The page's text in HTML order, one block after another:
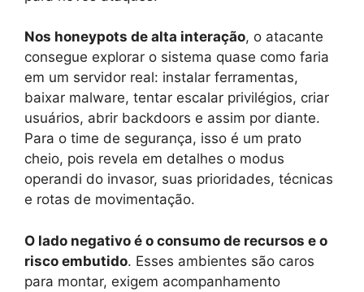
Nos honeypots de alta interação, o atacante
consegue explorar o sistema quase como faria
em um servidor real: instalar ferramentas,
baixar malware, tentar escalar privilégios, criar
usuários, abrir backdoors e assim por diante.
Para o time de segurança, isso é um prato
cheio, pois revela em detalhes o modus
operandi do invasor, suas prioridades, técnicas
e rotas de movimentação.
O lado negativo é o consumo de recursos e o
risco embutido. Esses ambientes são caros
para montar, exigem acompanhamento